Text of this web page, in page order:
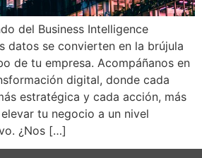
del Business Intelligence
datos se convierten en la brújula
de tu empresa. Acompáñanos en
digital, donde cada
estratégica y cada acción, más
tu negocio a un nivel
¿Nos […]